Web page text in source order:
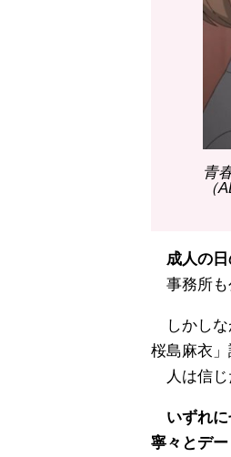
青
（
成人の日
事務所も
しかしな
桜島麻衣」
人は信じ
いずれに
寧々とデ